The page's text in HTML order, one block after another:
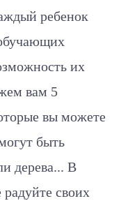
ребенок
их
вам 5
вы можете
быть
дерева... В
своих